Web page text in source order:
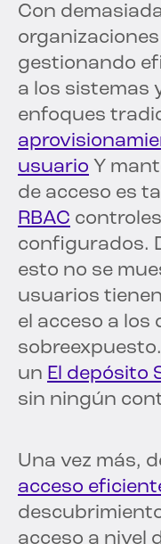
Con
gestionando
a los sistemas
enfoques
usuario Y
de acceso es
RBAC
configurados.
esto no se
usuarios
el acceso a los
un El depósito
sin ningún
Una vez más,
acceso
acceso a nivel